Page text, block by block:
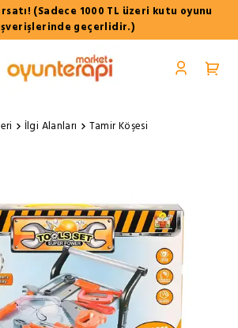
(Sadece 1000 TL üzeri kutu oyunu
geçerlidir.)
İlgi Alanları Tamir Köşesi